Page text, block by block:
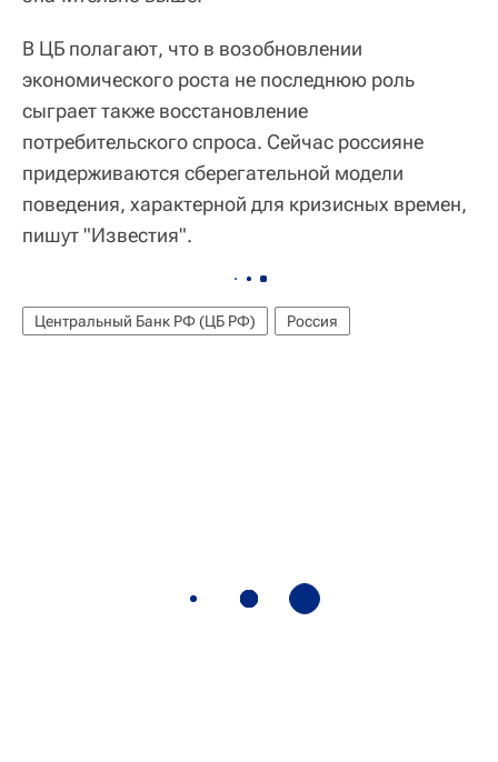
В ЦБ полагают, что в возобновлении
экономического роста не последнюю роль
сыграет также восстановление
потребительского спроса. Сейчас россияне
придерживаются сберегательной модели
поведения, характерной для кризисных времен,
пишут "Известия".
Центральный Банк РФ (ЦБ РФ) Россия